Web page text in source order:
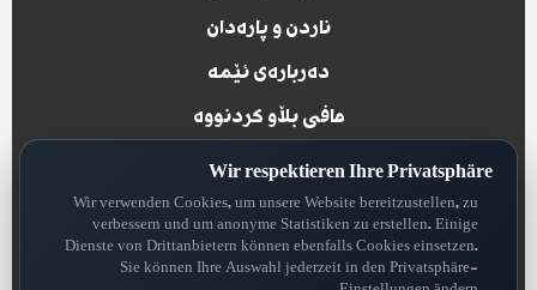
ناردن و پارەدان
دەربارەی ئێمە
مافی بڵاو کردنووە
پاراستنی داتاکان
all rights reserved for Rojhelat News
Wir respektieren Ihre Privatsphäre
Wir verwenden Cookies, um unsere Website bereitzustellen, zu
verbessern und um anonyme Statistiken zu erstellen. Einige
Dienste von Drittanbietern können ebenfalls Cookies einsetzen.
Sie können Ihre Auswahl jederzeit in den Privatsphäre-